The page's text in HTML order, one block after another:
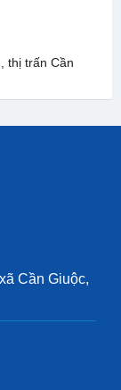
thị trấn Cần
Cần Giuộc,